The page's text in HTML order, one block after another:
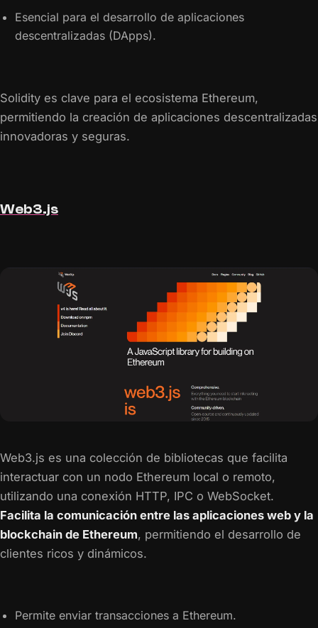
Esencial para el desarrollo de aplicaciones
descentralizadas (DApps).
Solidity es clave para el ecosistema Ethereum,
permitiendo la creación de aplicaciones descentralizadas
innovadoras y seguras.
Web3.js
Web3.js es una colección de bibliotecas que facilita
interactuar con un nodo Ethereum local o remoto,
utilizando una conexión HTTP, IPC o WebSocket.
Facilita la comunicación entre las aplicaciones web y la
blockchain de Ethereum, permitiendo el desarrollo de
clientes ricos y dinámicos.
Permite enviar transacciones a Ethereum.